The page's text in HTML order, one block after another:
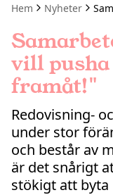
Hem Nyheter
vill pusha
framåt!"
Redovisning-
under stor
och består av
är det snårigt
stökigt att byta